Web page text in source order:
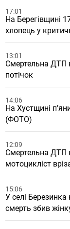
17:01
На Берегівщині
хлопець у
13:01
Смертельна ДТП
потічок
14:06
На Хустщині
(ФОТО)
12:09
Смертельна ДТП
мотоцикліст
15:06
У селі
смерть збив